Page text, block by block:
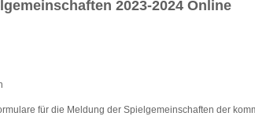
2023-2024 Online
für die Meldung der Spielgemeinschaften der